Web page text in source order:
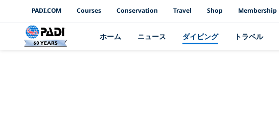
PADI Channels
PADI.COM Courses Conservation Travel Shop Membership
ホーム ニュース ダイビング トラベル